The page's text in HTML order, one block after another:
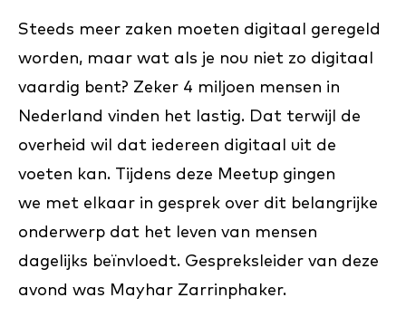
Steeds meer zaken moeten digitaal geregeld
worden, maar wat als je nou niet zo digitaal
vaardig bent? Zeker 4 miljoen mensen in
Nederland vinden het lastig. Dat terwijl de
overheid wil dat iedereen digitaal uit de
voeten kan. Tijdens deze Meetup gingen
we met elkaar in gesprek over dit belangrijke
onderwerp dat het leven van mensen
dagelijks beïnvloedt. Gespreksleider van deze
avond was Mayhar Zarrinphaker.